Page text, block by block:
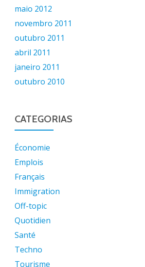
maio 2012
novembro 2011
outubro 2011
abril 2011
janeiro 2011
outubro 2010
CATEGORIAS
Économie
Emplois
Français
Immigration
Off-topic
Quotidien
Santé
Techno
Tourisme